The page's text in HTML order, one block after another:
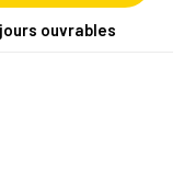
ouvrables